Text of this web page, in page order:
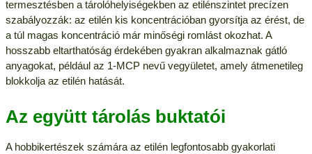
termesztésben a tárolóhelyiségekben az etilénszintet precízen
szabályozzák: az etilén kis koncentrációban gyorsítja az érést, de
a túl magas koncentráció már minőségi romlást okozhat. A
hosszabb eltarthatóság érdekében gyakran alkalmaznak gátló
anyagokat, például az 1-MCP nevű vegyületet, amely átmenetileg
blokkolja az etilén hatását.
Az együtt tárolás buktatói
A hobbikertészek számára az etilén legfontosabb gyakorlati